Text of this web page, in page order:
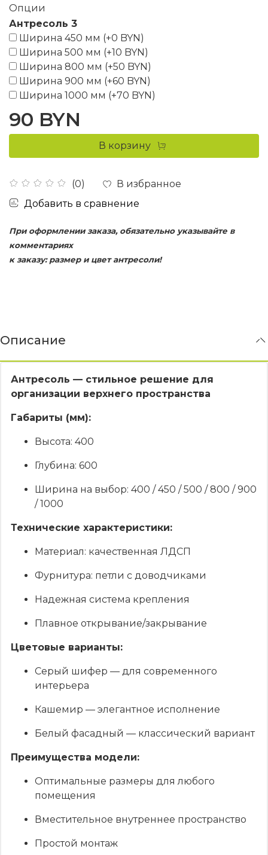
(0)
В избранное
Добавить в сравнение
Опции
Антресоль 3
Ширина 450 мм (+0 BYN)
Ширина 500 мм (+10 BYN)
Ширина 800 мм (+50 BYN)
Ширина 900 мм (+60 BYN)
Ширина 1000 мм (+70 BYN)
90 BYN
В корзину
При оформлении заказа, обязательно указывайте в
комментариях
к заказу: размер и цвет антресоли!
Описание
Антресоль — стильное решение для
организации верхнего пространства
Габариты (мм):
Высота: 400
Глубина: 600
Ширина на выбор: 400 / 450 / 500 / 800 / 900
/ 1000
Технические характеристики:
Материал: качественная ЛДСП
Фурнитура: петли с доводчиками
Надежная система крепления
Плавное открывание/закрывание
Цветовые варианты:
Серый шифер — для современного
интерьера
Кашемир — элегантное исполнение
Белый фасадный — классический вариант
Преимущества модели:
Оптимальные размеры для любого
помещения
Вместительное внутреннее пространство
Простой монтаж